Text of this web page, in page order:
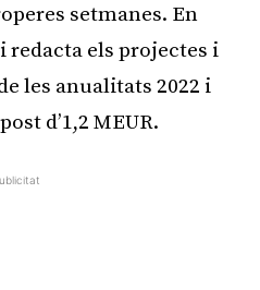
setmanes. En
redacta els projectes i
les anualitats 2022 i
d’1,2 MEUR.